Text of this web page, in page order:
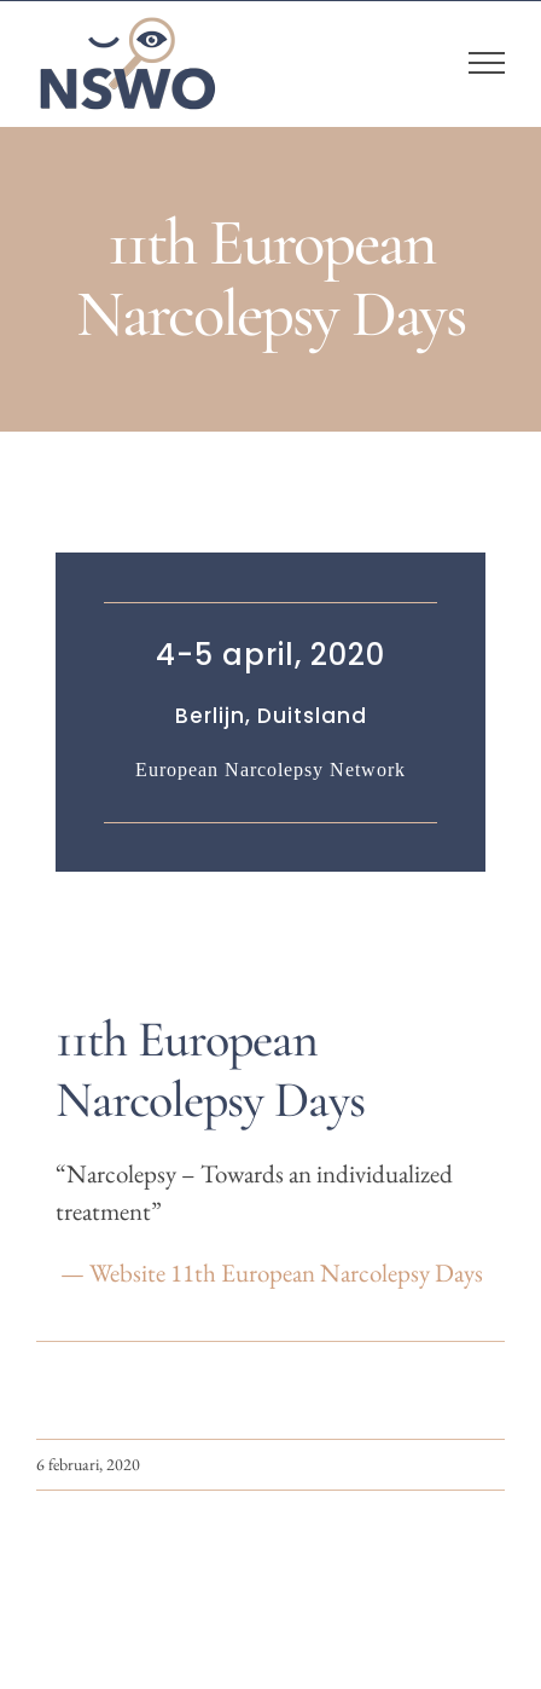
content
11th European
Narcolepsy Days
4-5 april, 2020
Berlijn, Duitsland
European Narcolepsy Network
11th European
Narcolepsy Days
“Narcolepsy – Towards an individualized
treatment”
— Website 11th European Narcolepsy Days
6 februari, 2020